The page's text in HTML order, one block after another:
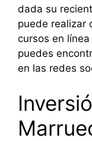
dada su
puede realizar
cursos en
puedes
en las redes